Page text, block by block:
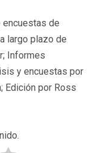
de
largo plazo de
Informes
y encuestas por
Edición por Ross